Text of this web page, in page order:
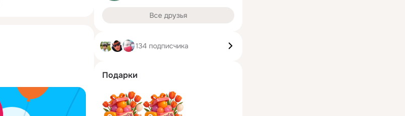
Все друзья
134 подписчика
Подарки